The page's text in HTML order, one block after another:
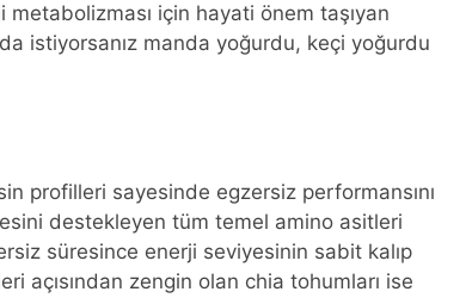
için hayati önem taşıyan
istiyorsanız manda yoğurdu, keçi yoğurdu
profilleri sayesinde egzersiz performansını
destekleyen tüm temel amino asitleri
süresince enerji seviyesinin sabit kalıp
açısından zengin olan chia tohumları ise